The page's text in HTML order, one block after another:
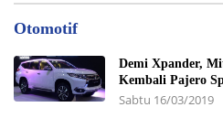
Otomotif
Demi Xpander,
Kembali Pajero
Sabtu 16/03/2019